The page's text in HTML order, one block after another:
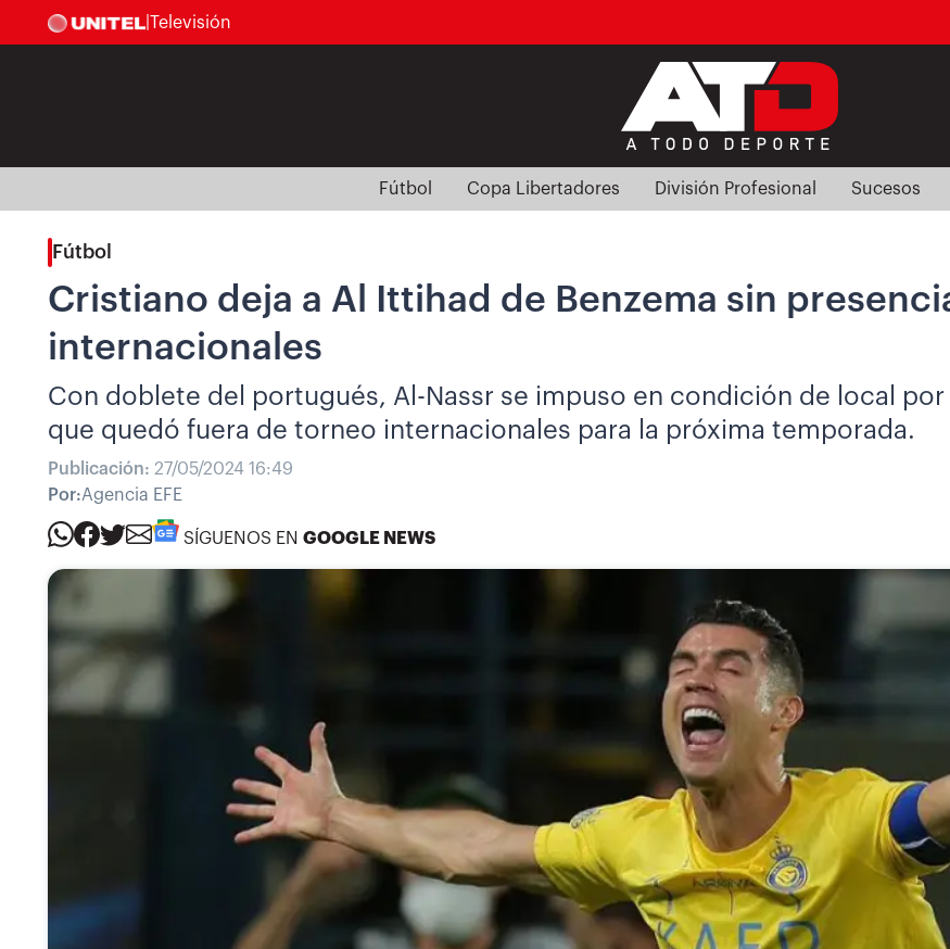
Televisión
Fútbol Copa Libertadores División Profesional Sucesos
Fútbol
Cristiano deja a Al Ittihad de Benzema sin
internacionales
Con doblete del portugués, Al-Nassr se impuso en condición de local
que quedó fuera de torneo internacionales para la próxima temporada.
Publicación: 27/05/2024 16:49
Por:Agencia EFE
SÍGUENOS EN GOOGLE NEWS